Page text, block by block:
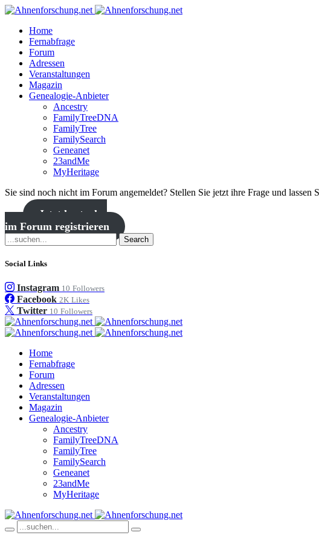
Home
Fernabfrage
Forum
Adressen
Veranstaltungen
Magazin
Genealogie-Anbieter
Ancestry
FamilyTreeDNA
FamilyTree
FamilySearch
Geneanet
23andMe
MyHeritage
Sie sind noch nicht im Forum angemeldet? Stellen Sie jetzt ihre Frage und lassen
Jetzt kostenlos
im Forum registrieren
Search
Social Links
Instagram 10 Followers
Facebook 2K Likes
Twitter 10 Followers
Home
Fernabfrage
Forum
Adressen
Veranstaltungen
Magazin
Genealogie-Anbieter
Ancestry
FamilyTreeDNA
FamilyTree
FamilySearch
Geneanet
23andMe
MyHeritage